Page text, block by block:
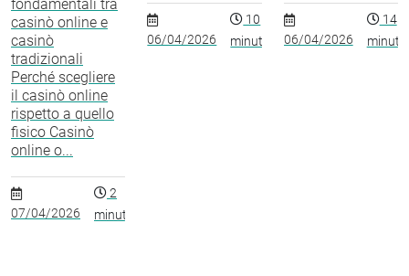
fondamentali tra
casinò online e
casinò
tradizionali
Perché scegliere
il casinò online
rispetto a quello
fisico Casinò
online o...
07/04/2026
2
minutos
06/04/2026
10
minutos
06/04/2026
14